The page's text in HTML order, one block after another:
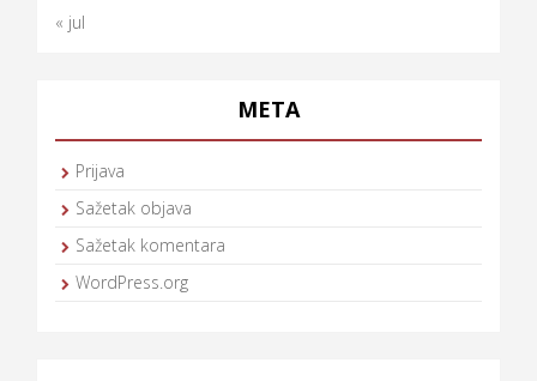
« jul
META
Prijava
Sažetak objava
Sažetak komentara
WordPress.org